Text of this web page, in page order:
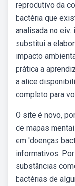
reprodutivo da
bactéria que
analisada no eiv.
substitui a
impacto
prática a
a alice
completo para
O site é novo,
de mapas
em 'doenças
informativos.
substâncias
bactérias de